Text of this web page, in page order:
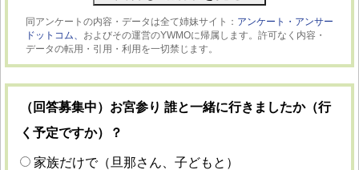
同アンケートの内容・データは全て姉妹サイト： アンケート・アンサー
ドットコム、 およびその運営のYWMOに帰属します。許可なく内容・
データの転用・引用・利用を一切禁じます。
（回答募集中）お宮参り 誰と一緒に行きましたか（行
く予定ですか）？
家族だけで（旦那さん、子どもと）